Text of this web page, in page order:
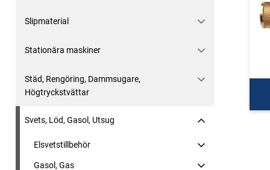
Slipmaterial
Stationära maskiner
Städ, Rengöring, Dammsugare,
Högtryckstvättar
Svets, Löd, Gasol, Utsug
Elsvetstillbehör
Gasol, Gas